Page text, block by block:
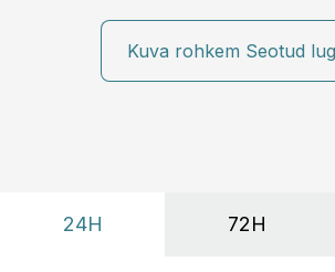
räägitakse, miks otsivad ettevõtted
kus keskkond ise aitaks inimesed
tuua ning looks võimaluse
Kuva rohkem Seotud
24H 72H